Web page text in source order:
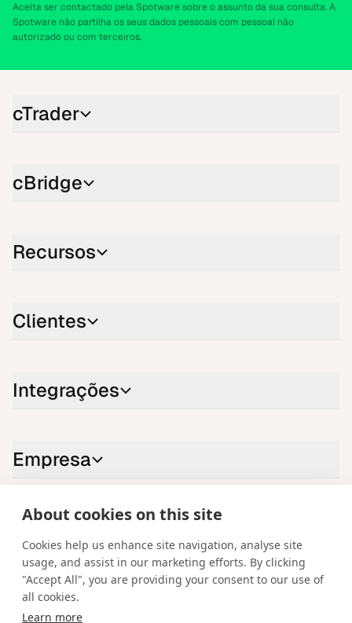
About cookies on this site
Cookies help us enhance site navigation, analyse site
usage, and assist in our marketing efforts. By clicking
"Accept All", you are providing your consent to our use of
all cookies.
Learn more
Aceita ser contactado pela Spotware sobre o assunto da sua consulta. A
Spotware não partilha os seus dados pessoais com pessoal não
autorizado ou com terceiros.
cTrader
cBridge
Recursos
Clientes
Integrações
Empresa
LinkedIn
YouTube
X Instagram
Facebook
Portuguese
Copyright © 2026 Spotware Systems Ltd. cTrader®, Open Trading